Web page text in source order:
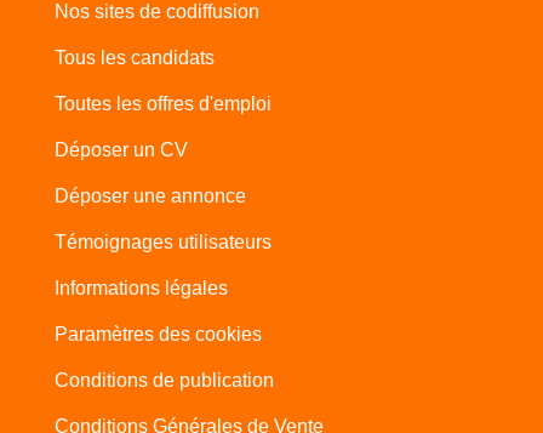
Nos sites de codiffusion
Tous les candidats
Toutes les offres d'emploi
Déposer un CV
Déposer une annonce
Témoignages utilisateurs
Informations légales
Paramètres des cookies
Conditions de publication
Conditions Générales de Vente